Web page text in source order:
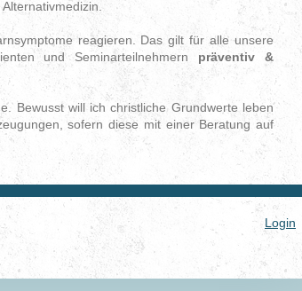
reagieren. Das gilt für alle unsere
und Seminarteilnehmern präventiv &
Bewusst will ich christliche Grundwerte leben
sofern diese mit einer Beratung auf
Login